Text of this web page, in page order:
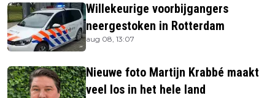
Willekeurige voorbijgangers
neergestoken in Rotterdam
aug 08, 13:07
Nieuwe foto Martijn Krabbé maakt
veel los in het hele land